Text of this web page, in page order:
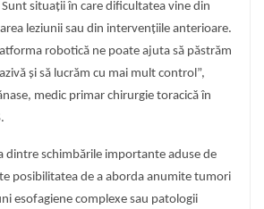
situații în care dificultatea vine din
leziunii sau din intervențiile anterioare.
robotică ne poate ajuta să păstrăm
și să lucrăm cu mai mult control”,
medic primar chirurgie toracică în
dintre schimbările importante aduse de
posibilitatea de a aborda anumite tumori
esofagiene complexe sau patologii